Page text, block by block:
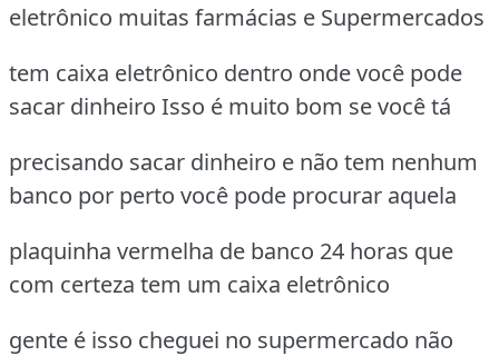
eletrônico muitas farmácias e Supermercados
tem caixa eletrônico dentro onde você pode
sacar dinheiro Isso é muito bom se você tá
precisando sacar dinheiro e não tem nenhum
banco por perto você pode procurar aquela
plaquinha vermelha de banco 24 horas que
com certeza tem um caixa eletrônico
gente é isso cheguei no supermercado não